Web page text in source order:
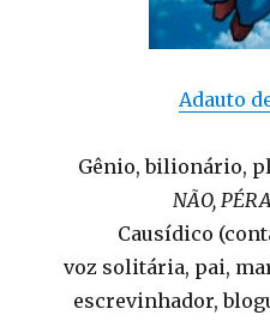
Adauto
Gênio, bilionário,
NÃO,
Causídico
voz solitária, pai,
escrevinhador,